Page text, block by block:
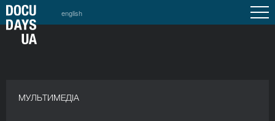
english
МУЛЬТИМЕДІА